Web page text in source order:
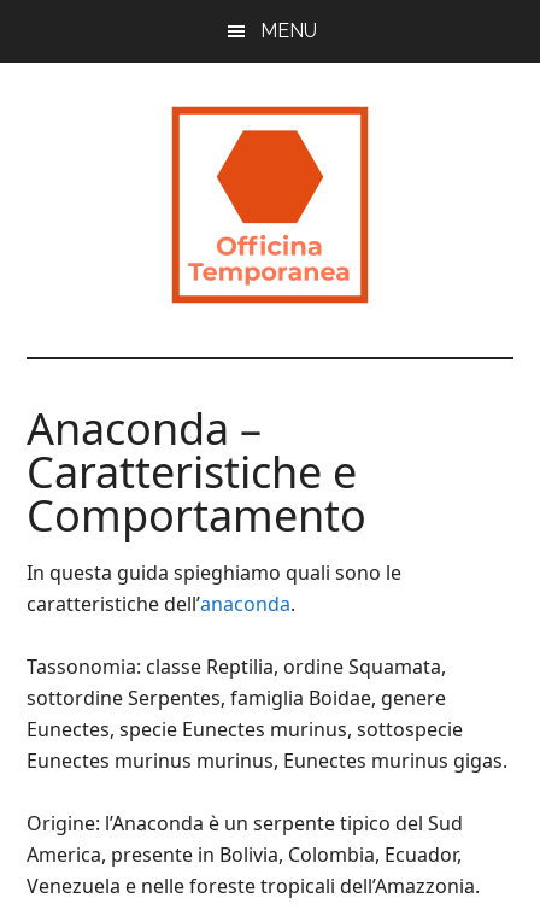
MENU
Officina
Temporanea
Utili
Imparare
Anaconda –
Caratteristiche e
Comportamento
In questa guida spieghiamo quali sono le
caratteristiche dell’anaconda.
Tassonomia: classe Reptilia, ordine Squamata,
sottordine Serpentes, famiglia Boidae, genere
Eunectes, specie Eunectes murinus, sottospecie
Eunectes murinus murinus, Eunectes murinus gigas.
Origine: l’Anaconda è un serpente tipico del Sud
America, presente in Bolivia, Colombia, Ecuador,
Venezuela e nelle foreste tropicali dell’Amazzonia.